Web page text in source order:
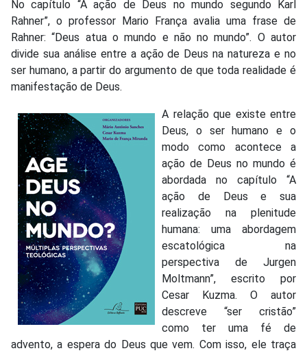
No capítulo “A ação de Deus no mundo segundo Karl
Rahner”, o professor Mario França avalia uma frase de
Rahner: “Deus atua o mundo e não no mundo”. O autor
divide sua análise entre a ação de Deus na natureza e no
ser humano, a partir do argumento de que toda realidade é
manifestação de Deus.
A relação que existe entre
Deus, o ser humano e o
modo como acontece a
ação de Deus no mundo é
abordada no capítulo “A
ação de Deus e sua
realização na plenitude
humana: uma abordagem
escatológica na
perspectiva de Jurgen
Moltmann”, escrito por
Cesar Kuzma. O autor
descreve “ser cristão”
como ter uma fé de
advento, a espera do Deus que vem. Com isso, ele traça